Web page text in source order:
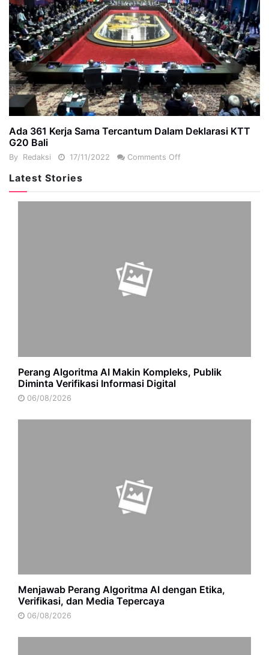
Ada 361 Kerja Sama Tercantum Dalam Deklarasi KTT
G20 Bali
By Redaksi 17/11/2022 Comments Off
Latest Stories
Perang Algoritma AI Makin Kompleks, Publik
Diminta Verifikasi Informasi Digital
06/08/2026
Menjawab Perang Algoritma AI dengan Etika,
Verifikasi, dan Media Tepercaya
06/08/2026